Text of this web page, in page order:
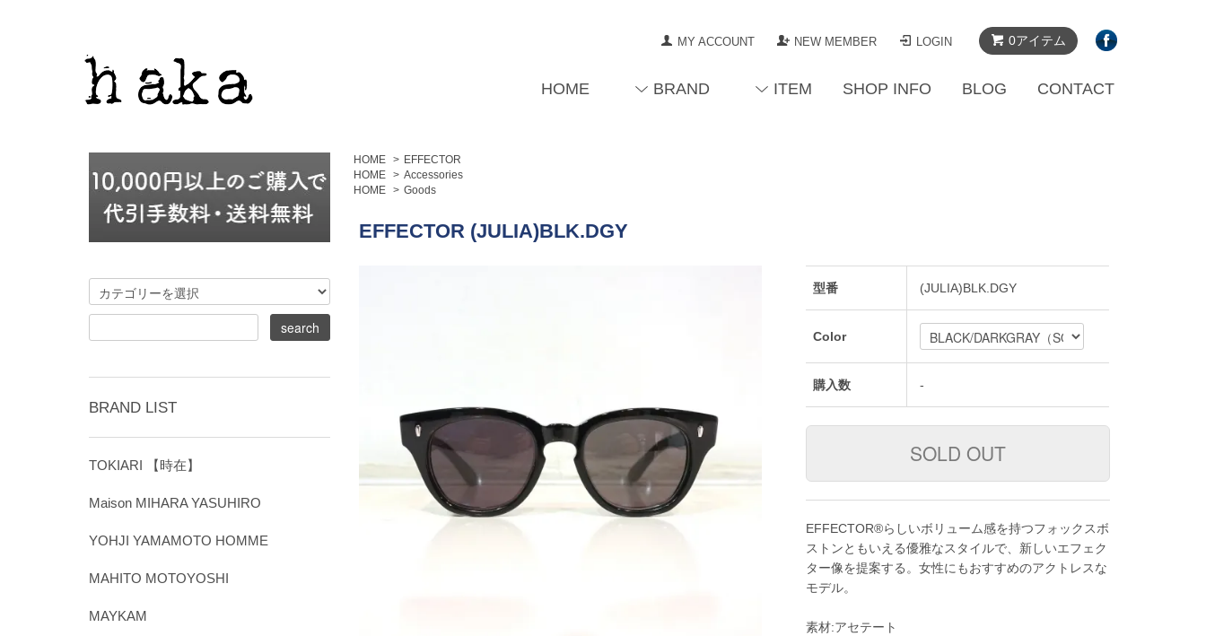
0アイテム
MY ACCOUNT NEW MEMBER LOGIN
HOME BRAND ITEM SHOP INFO BLOG CONTACT
HOME > EFFECTOR
HOME
> Accessories
HOME
> Goods
EFFECTOR (JULIA)BLK.DGY
型番 (JULIA)BLK.DGY
Color
購入数 -
EFFECTOR®らしいボリューム感を持つフォックスボ
ストンともいえる優雅なスタイルで、新しいエフェク
ター像を提案する。女性にもおすすめのアクトレスな
モデル。
素材:アセテート
BRAND LIST
TOKIARI 【時在】
Maison MIHARA YASUHIRO
YOHJI YAMAMOTO HOMME
MAHITO MOTOYOSHI
MAYKAM